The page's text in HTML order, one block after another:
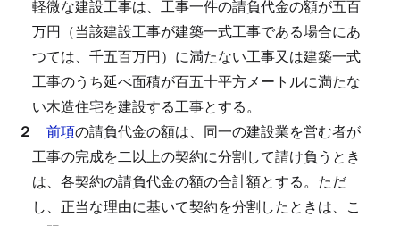
軽微な建設工事は、工事一件の請負代金の額が五百
万円（当該建設工事が建築一式工事である場合にあ
つては、千五百万円）に満たない工事又は建築一式
工事のうち延べ面積が百五十平方メートルに満たな
い木造住宅を建設する工事とする。
２ 前項の請負代金の額は、同一の建設業を営む者が
工事の完成を二以上の契約に分割して請け負うとき
は、各契約の請負代金の額の合計額とする。 ただ
し、正当な理由に基いて契約を分割したときは、こ